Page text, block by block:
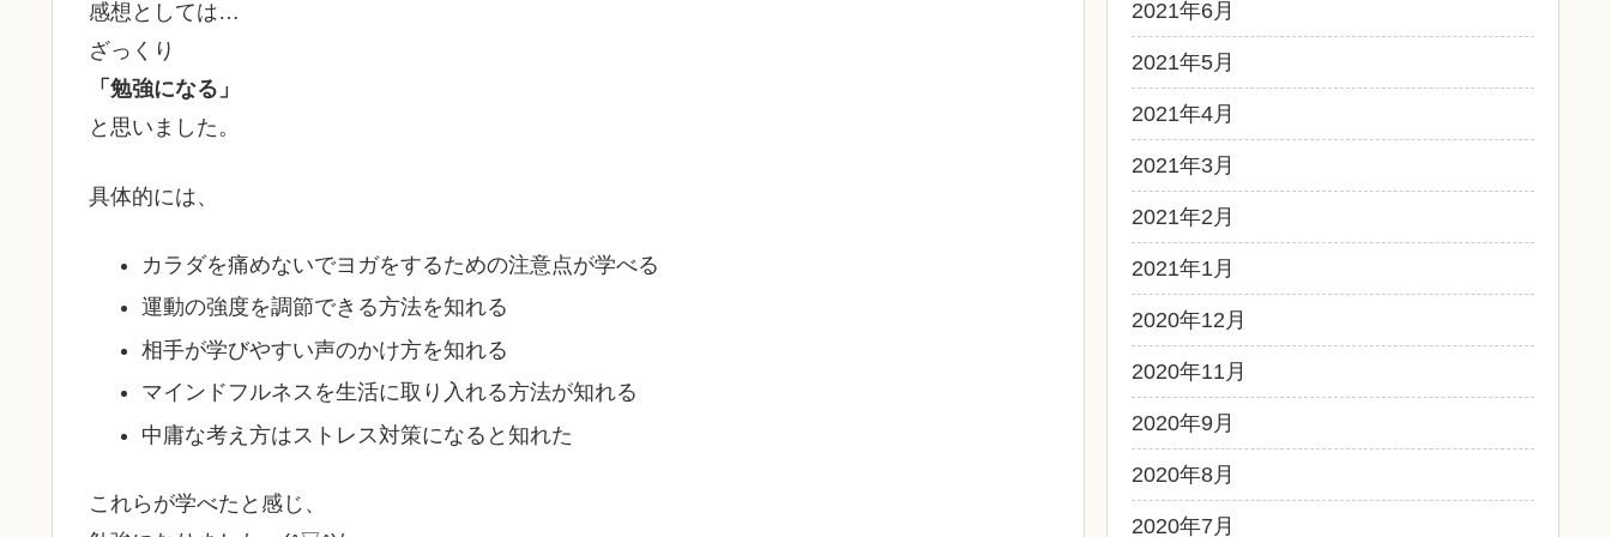
感想としては…
ざっくり
「勉強になる」
と思いました。
具体的には、
カラダを痛めないでヨガをするための注意点が学べる
運動の強度を調節できる方法を知れる
相手が学びやすい声のかけ方を知れる
マインドフルネスを生活に取り入れる方法が知れる
中庸な考え方はストレス対策になると知れた
これらが学べたと感じ、
2021年6月
2021年5月
2021年4月
2021年3月
2021年2月
2021年1月
2020年12月
2020年11月
2020年9月
2020年8月
2020年7月